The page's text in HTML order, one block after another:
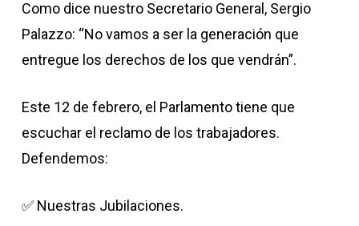
Como dice nuestro Secretario General, Sergio
Palazzo: “No vamos a ser la generación que
entregue los derechos de los que vendrán”.
​Este 12 de febrero, el Parlamento tiene que
escuchar el reclamo de los trabajadores.
Defendemos:
✅ Nuestras Jubilaciones.